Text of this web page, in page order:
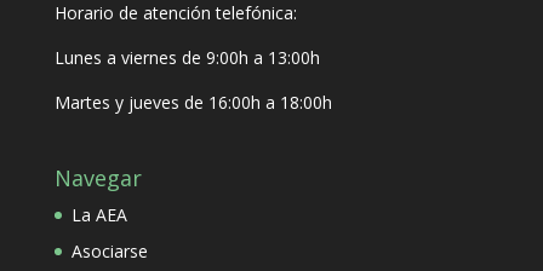
Horario de atención telefónica:
Lunes a viernes de 9:00h a 13:00h
Martes y jueves de 16:00h a 18:00h
Navegar
La AEA
Asociarse